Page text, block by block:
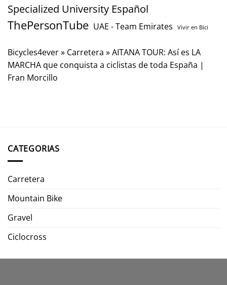
Specialized University Español
ThePersonTube UAE - Team Emirates Vivir en Bici
Bicycles4ever» Carretera »AITANA TOUR: Así es LA
MARCHA que conquista a ciclistas de toda España |
Fran Morcillo
CATEGORIAS
Carretera
Mountain Bike
Gravel
Ciclocross